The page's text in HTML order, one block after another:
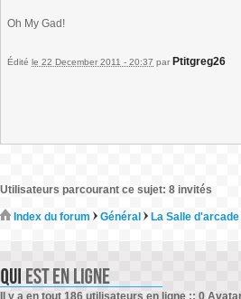
Oh My Gad!
Édité le 22 December 2011 - 20:37 par Ptitgreg26
Utilisateurs parcourant ce sujet: 8 invités
Index du forum Général La Salle d'arcade
Il y a en tout 186 utilisateurs en ligne :: 0